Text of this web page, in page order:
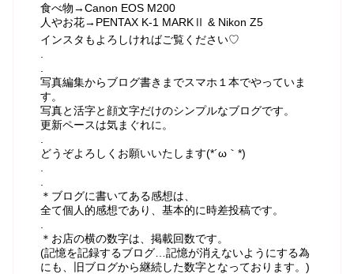
食べ物→Canon EOS M200
人やお花→PENTAX K-1 MARKⅡ & Nikon Z5
インスタもよろしければご覧ください♡
写真編集からブログ書きまでスマホ１本でやっていま
す。
写真と活字と顔文字だけのシンプルなブログです。
更新ペースは気まぐれに。
どうぞよろしくお願いいたします(*´ω｀*)
＊ブログに書いてある感想は、
全て個人的感想であり、基本的に時差投稿です。
＊お店の横の数字は、掲載回数です。
(記憶を記録するブログ…記憶が消えないようにする為
にも、旧ブログから継続した数字となっております。)